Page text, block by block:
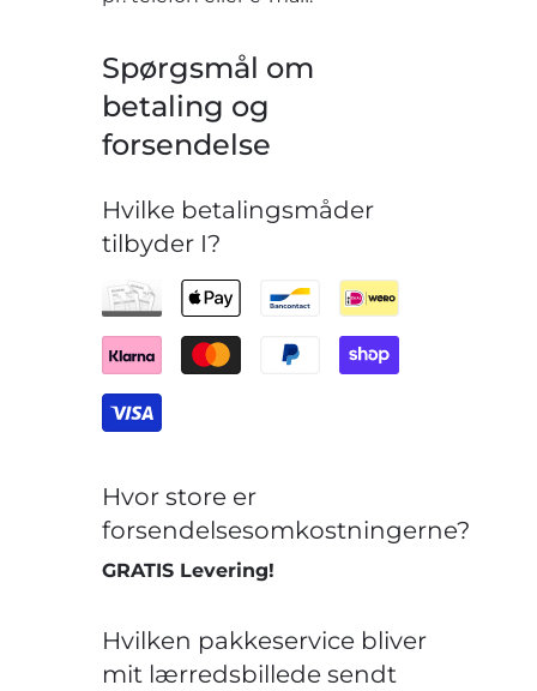
Spørgsmål om
betaling og
forsendelse
Hvilke betalingsmåder
tilbyder I?
Hvor store er
forsendelsesomkostningerne?
GRATIS Levering!
Hvilken pakkeservice bliver
mit lærredsbillede sendt